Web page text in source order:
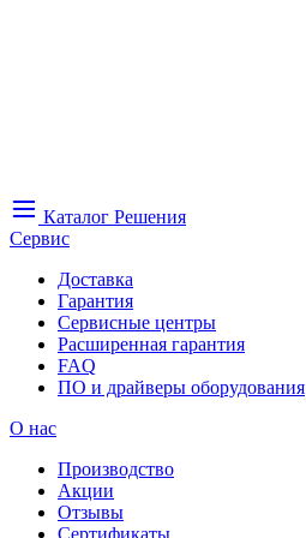
Каталог Решения
Сервис
Доставка
Гарантия
Сервисные центры
Расширенная гарантия
FAQ
ПО и драйверы оборудования
О нас
Производство
Акции
Отзывы
Сертификаты